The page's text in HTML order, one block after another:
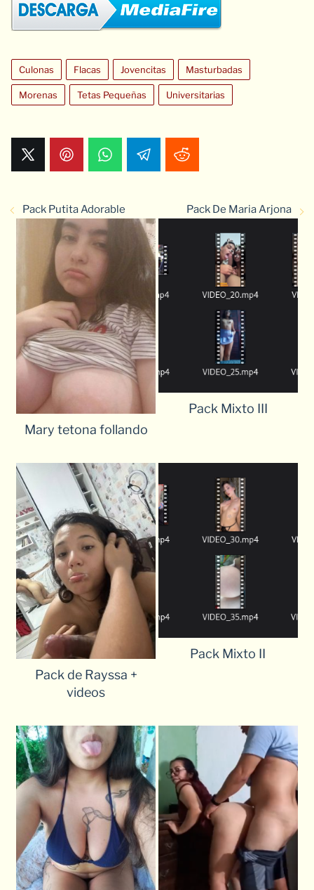
Culonas Flacas Jovencitas Masturbadas
Morenas Tetas Pequeñas Universitarias
Pack Putita Adorable Pack De Maria Arjona
Mary tetona follando
Pack Mixto III
Pack de Rayssa +
videos
Pack Mixto II